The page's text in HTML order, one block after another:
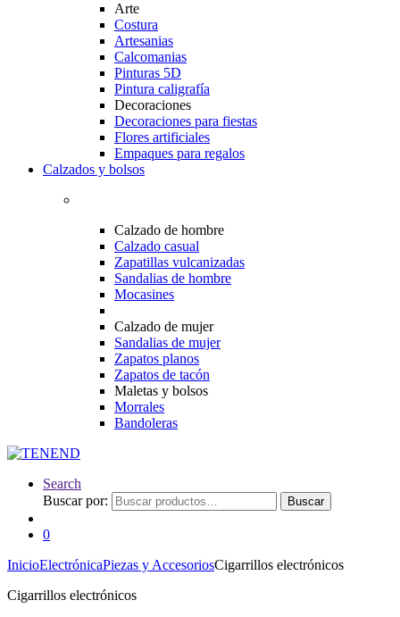
Arte
Costura
Artesanias
Calcomanias
Pinturas 5D
Pintura caligrafía
Decoraciones
Decoraciones para fiestas
Flores artificiales
Empaques para regalos
Calzados y bolsos
Calzado de hombre
Calzado casual
Zapatillas vulcanizadas
Sandalias de hombre
Mocasines
Calzado de mujer
Sandalias de mujer
Zapatos planos
Zapatos de tacón
Maletas y bolsos
Morrales
Bandoleras
Search
Buscar por:
Buscar
0
InicioElectrónicaPiezas y AccesoriosCigarrillos electrónicos
Cigarrillos electrónicos